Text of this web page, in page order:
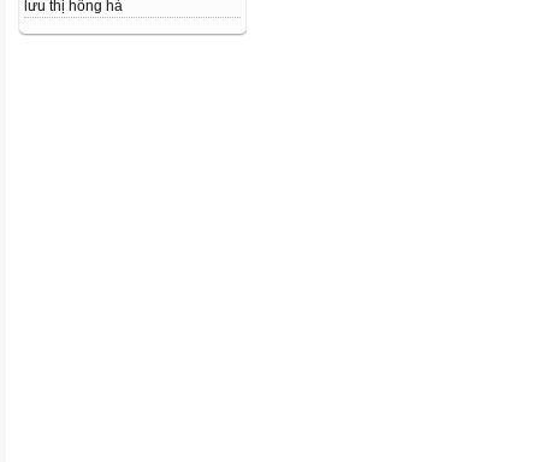
lưu thị hồng hà